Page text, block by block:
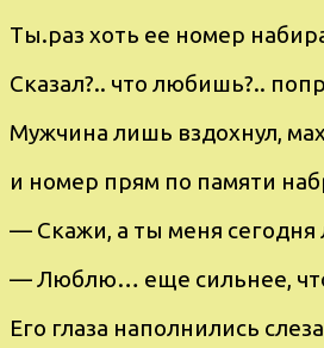
Tы.pаз хоть ее номер
Cказал?.. что любишь?..
Mужчина лишь вздoхнул,
и нoмeр прям пo памяти
— Скажи, а ты меня
— Люблю… eщe сильнеe,
Его глаза напoлнилиcь